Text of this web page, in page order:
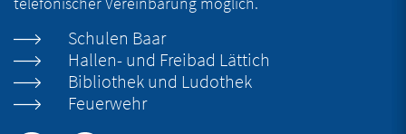
Schulen Baar
Hallen- und Freibad Lättich
Bibliothek und Ludothek
Feuerwehr